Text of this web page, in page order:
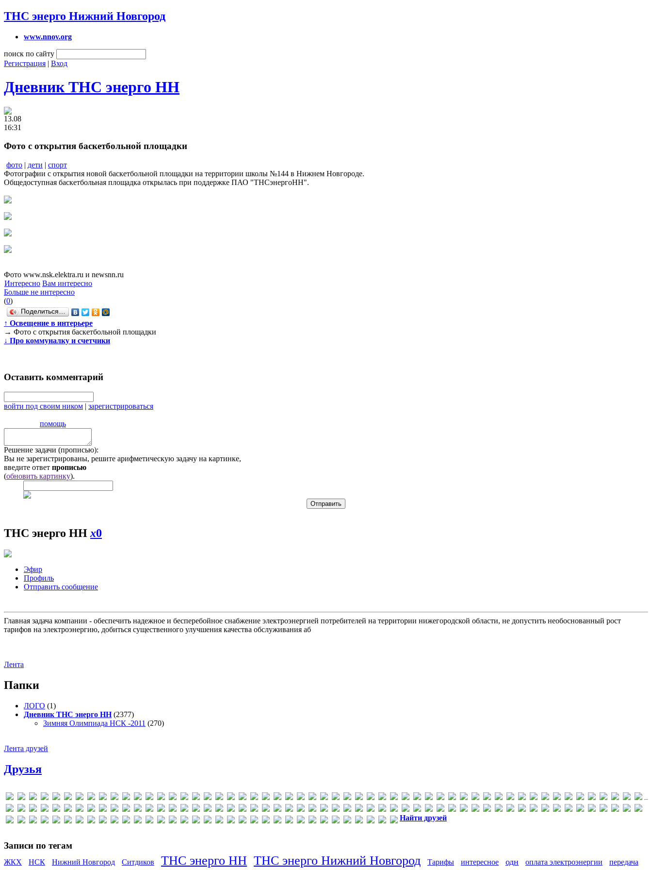
ТНС энерго Нижний Новгород
www.nnov.org
поиск по сайту
Регистрация | Вход
Дневник ТНС энерго НН
13.08
16:31
Фото с открытия баскетбольной площадки
фото | дети | спорт
Фотографии с открытия новой баскетбольной площадки на территории школы №144 в Нижнем Новгороде.
Общедоступная баскетбольная площадка открылась при поддержке ПАО ‪"‎ТНСэнергоНН"‬.
Фото www.nsk.elektra.ru и newsnn.ru
Интересно Вам интересно
Больше не интересно
(0)
Поделиться…
↑ ‎Освещение‬ в интерьере
→ Фото с открытия баскетбольной площадки
↓ Про коммуналку и счетчики
Оставить комментарий
войти под своим ником | зарегистрироваться
помощь
Решение задачи (прописью):
Вы не зарегистрированы, решите арифметическую задачу на картинке,
введите ответ прописью
(обновить картинку).
ТНС энерго ННx0
Эфир
Профиль
Отправить сообщение
Главная задача компании - обеспечить надежное и бесперебойное снабжение электроэнергией потребителей на территории нижегородской области, не допустить необоснованный рост
тарифов на электроэнергию, добиться существенного улучшения качества обслуживания аб
Лента
Папки
ЛОГО (1)
Дневник ТНС энерго НН (2377)
Зимняя Олимпиада НСК -2011 (270)
Лента друзей
Друзья
Найти друзей
Записи по тегам
ЖКХ НСК Нижний Новгород Ситдиков ТНС энерго НН ТНС энерго Нижний Новгород Тарифы интересное одн оплата электроэнергии передача